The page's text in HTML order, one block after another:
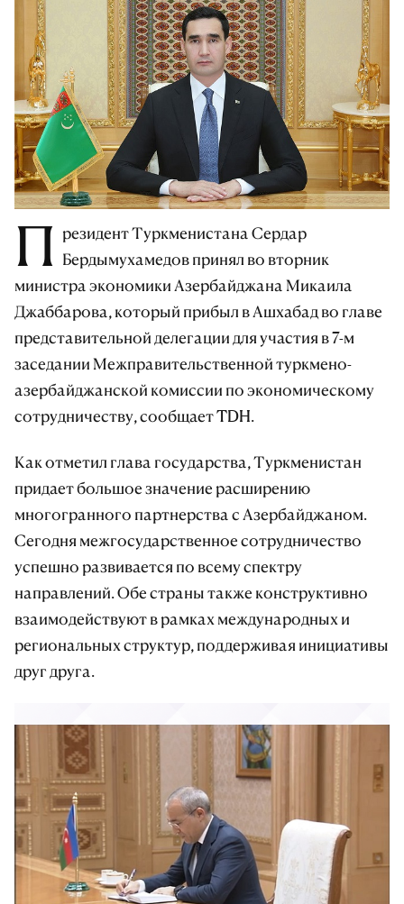
П резидент Туркменистана Сердар
Бердымухамедов принял во вторник
министра экономики Азербайджана Микаила
Джаббарова, который прибыл в Ашхабад во главе
представительной делегации для участия в 7-м
заседании Межправительственной туркмено-
азербайджанской комиссии по экономическому
сотрудничеству, сообщает TDH.
Как отметил глава государства, Туркменистан
придает большое значение расширению
многогранного партнерства с Азербайджаном.
Сегодня межгосударственное сотрудничество
успешно развивается по всему спектру
направлений. Обе страны также конструктивно
взаимодействуют в рамках международных и
региональных структур, поддерживая инициативы
друг друга.